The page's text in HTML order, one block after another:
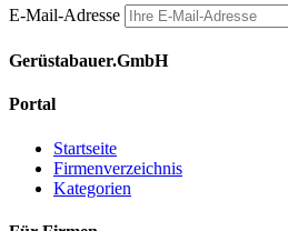
E-Mail-Adresse
Gerüstabauer.GmbH
Portal
Startseite
Firmenverzeichnis
Kategorien